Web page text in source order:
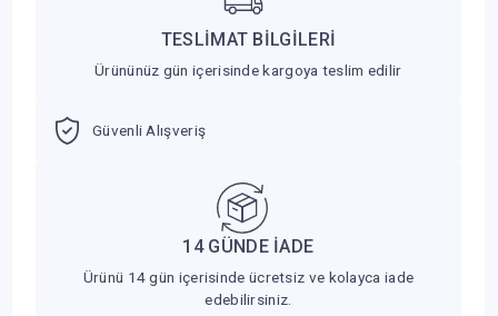
TESLİMAT BİLGİLERİ
Ürününüz gün içerisinde kargoya teslim edilir
Güvenli Alışveriş
14 GÜNDE İADE
Ürünü 14 gün içerisinde ücretsiz ve kolayca iade
edebilirsiniz.